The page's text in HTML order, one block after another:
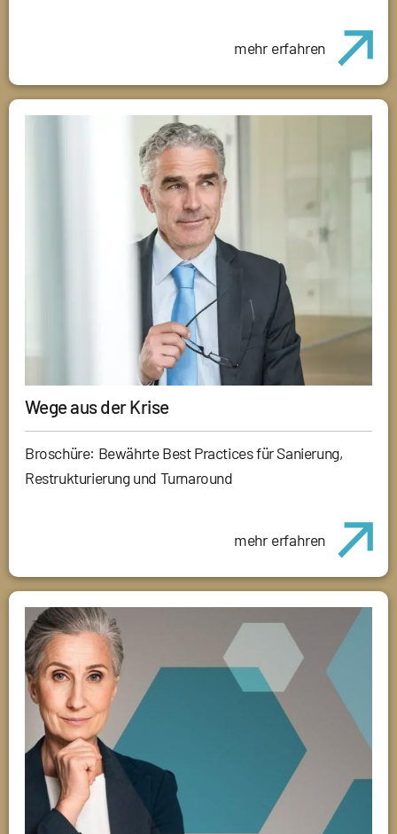
mehr erfahren
Wege aus der Krise
Broschüre: Bewährte Best Practices für Sanierung,
Restrukturierung und Turnaround
mehr erfahren